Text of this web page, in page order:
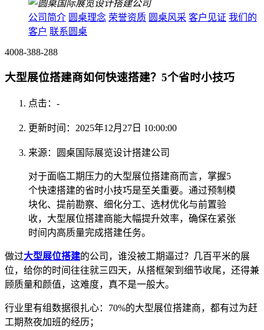
公司简介 圆桌理念 荣誉资质 圆桌风采 客户见证 我们的
客户 联系圆桌
4008-388-288
大型展位搭建商如何快速搭建？5个省时小技巧
点击： -
更新时间：2025年12月27日 10:00:00
来源：圆桌国际展览设计搭建公司
对于面临工期压力的大型展位搭建商而言，掌握5
个快速搭建的省时小技巧是至关重要。通过预制模
块化、提前勘察、细化分工、选材优化与前置验
收，大型展位搭建商能大幅提升效率，确保在紧张
时间内高质量完成搭建任务。
做过大型展位搭建的公司，谁没被工期逼过？几百平米的展
位，给你的时间往往就三四天，从搭框架到细节收尾，还得兼
顾质量和颜值，这难度，真不是一般大。
行业里有组数据很扎心：70%的大型展位搭建商，都有过为赶
工期熬夜加班的经历；